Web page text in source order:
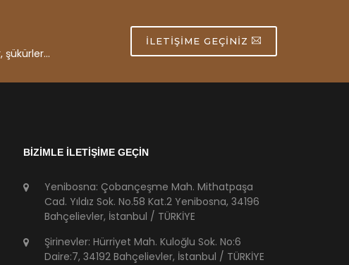
İLETIŞIME GEÇINIZ
BİZİMLE İLETİŞİME GEÇİN
Yenibosna: Çobançeşme Mah. Mithatpaşa
Cad. Yıldız Sok. No.58 Kat.2 Yenibosna, 34196
Bahçelievler, İstanbul / TÜRKİYE
Şirinevler: Hürriyet Mah. Kuloğlu Sok. No:6
Daire:7, 34192 Bahçelievler, İstanbul / TÜRKİYE